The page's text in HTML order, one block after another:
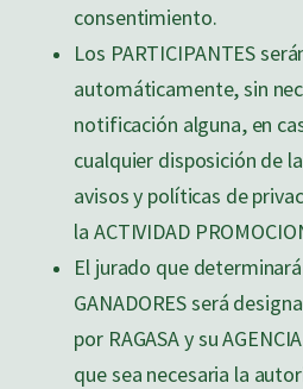
consentimiento.
Los PARTICIPANTES
automáticamente, sin
notificación alguna, en
cualquier disposición de
avisos y políticas de
la ACTIVIDAD
El jurado que
GANADORES será
por RAGASA y su
que sea necesaria la